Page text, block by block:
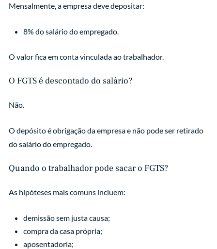
Mensalmente, a empresa deve depositar:
8% do salário do empregado.
O valor fica em conta vinculada ao trabalhador.
O FGTS é descontado do salário?
Não.
O depósito é obrigação da empresa e não pode ser retirado
do salário do empregado.
Quando o trabalhador pode sacar o FGTS?
As hipóteses mais comuns incluem:
demissão sem justa causa;
compra da casa própria;
aposentadoria;